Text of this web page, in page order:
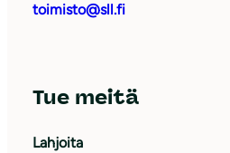
toimisto@sll.fi
Tue meitä
Lahjoita